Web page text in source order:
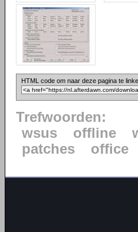
HTML code om naar deze pagina te
Trefwoorden:
wsus
offline
patches
office